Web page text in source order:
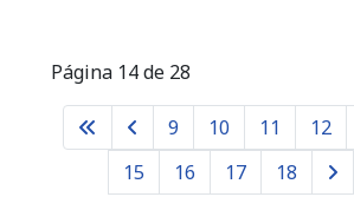
Página 14 de 28
9 10 11 12
15
16 17 18